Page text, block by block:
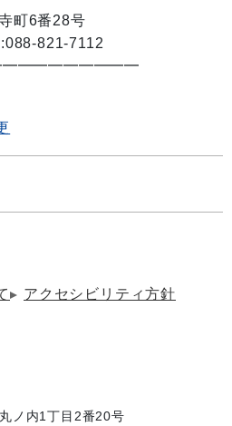
町6番28号
821-7112
アクセシビリティ方針
ノ内1丁目2番20号